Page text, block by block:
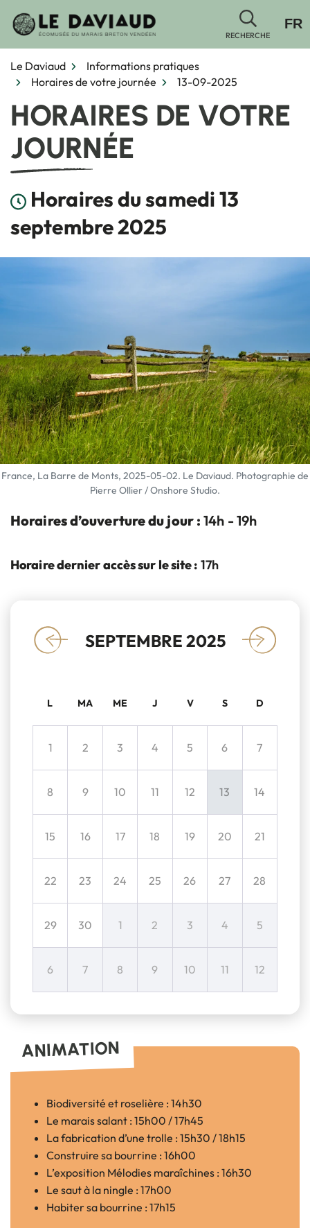
RECHERCHE
FR
Le Daviaud
Informations pratiques
Horaires de votre journée
13-09-2025
HORAIRES DE VOTRE
JOURNÉE
Horaires du samedi 13
septembre 2025
France, La Barre de Monts, 2025-05-02. Le Daviaud. Photographie de
Pierre Ollier / Onshore Studio.
Horaires d’ouverture du jour : 14h - 19h
Horaire dernier accès sur le site : 17h
« SEPTEMBRE 2025 »
L MA ME J V S D
1 2 3 4 5 6 7
8 9 10 11 12 13 14
15 16 17 18 19 20 21
22 23 24 25 26 27 28
29 30 1 2 3 4 5
6 7 8 9 10 11 12
ANIMATION
Biodiversité et roselière : 14h30
Le marais salant : 15h00 / 17h45
La fabrication d’une trolle : 15h30 / 18h15
Construire sa bourrine : 16h00
L’exposition Mélodies maraîchines : 16h30
Le saut à la ningle : 17h00
Habiter sa bourrine : 17h15